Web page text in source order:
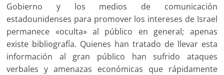
Gobierno y los medios de comunicación
estadounidenses para promover los intereses de Israel
permanece «oculta» al público en general; apenas
existe bibliografía. Quienes han tratado de llevar esta
información al gran público han sufrido ataques
verbales y amenazas económicas que rápidamente